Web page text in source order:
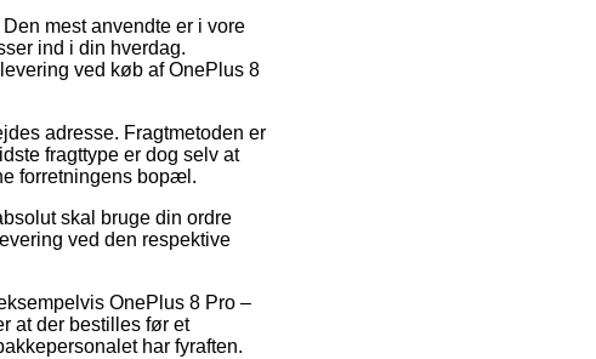
mest anvendte er i vore
ind i din hverdag.
ved køb af OnePlus 8
adresse. Fragtmetoden er
fragttype er dog selv at
forretningens bopæl.
skal bruge din ordre
ved den respektive
OnePlus 8 Pro –
at der bestilles før et
har fyraften.